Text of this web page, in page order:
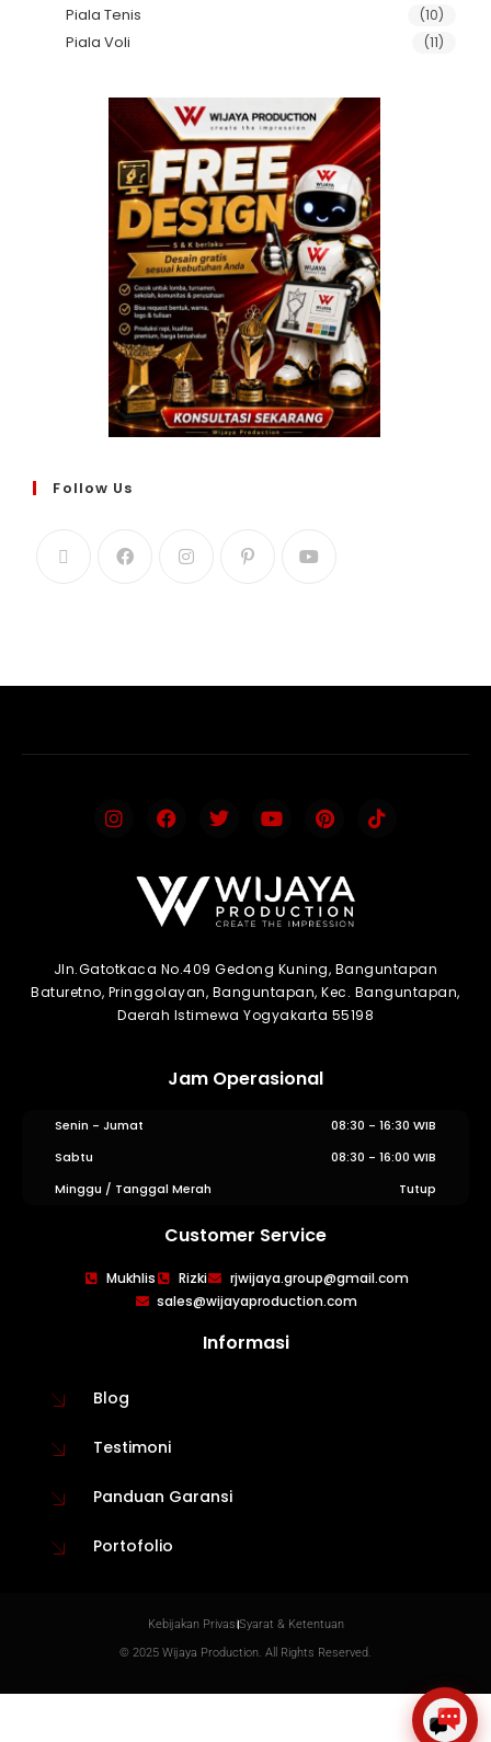
Piala Tenis (10)
Piala Voli (11)
Follow Us
WIJAYA PRODUCTION
Jln.Gatotkaca No.409 Gedong Kuning, Banguntapan
Baturetno, Pringgolayan, Banguntapan, Kec. Banguntapan,
Daerah Istimewa Yogyakarta 55198
Jam Operasional
Senin - Jumat
08:30 - 16:30 WIB
Sabtu
08:30 - 16:00 WIB
Minggu / Tanggal Merah
Tutup
Customer Service
Mukhlis Rizki
rjwijaya.group@gmail.com
sales@wijayaproduction.com
Informasi
Blog
Testimoni
Panduan Garansi
Portofolio
Kebijakan PrivasiSyarat & Ketentuan
© 2025 Wijaya Production. All Rights Reserved.